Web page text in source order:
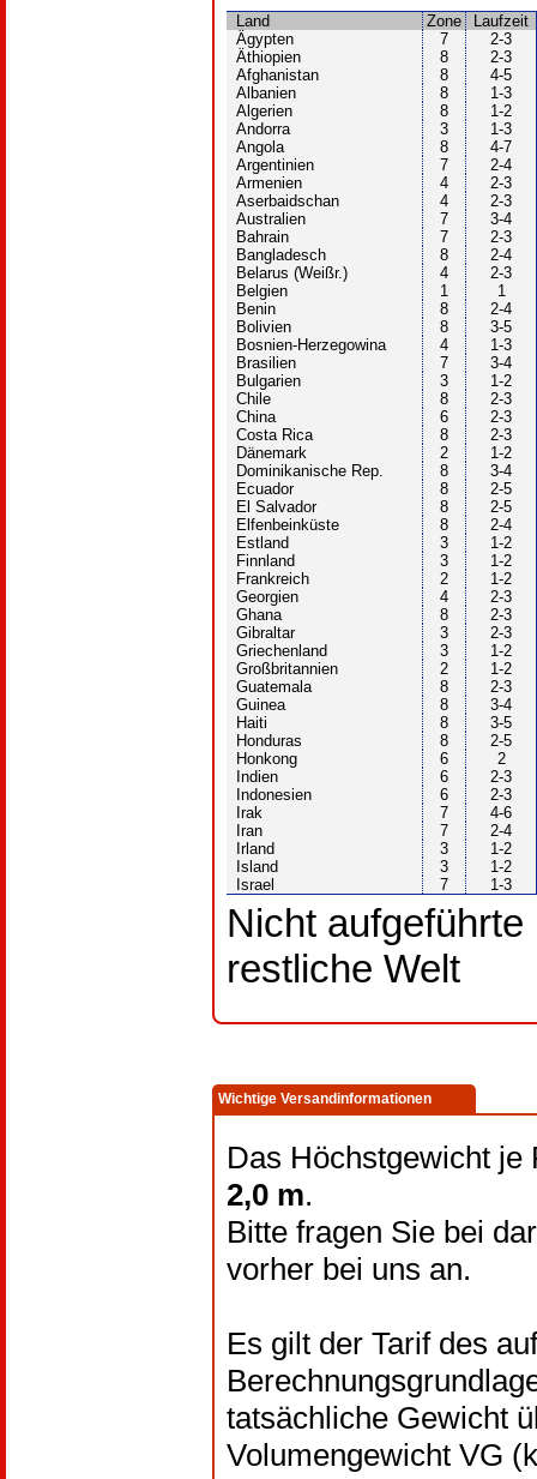
Land Zone
Laufzeit
Ägypten
7
2-3
Äthiopien
8
2-3
Afghanistan
8
4-5
Albanien
8
1-3
Algerien
8
1-2
Andorra
3
1-3
Angola
8
4-7
Argentinien
7
2-4
Armenien
4
2-3
Aserbaidschan
4
2-3
Australien
7
3-4
Bahrain
7
2-3
Bangladesch
8
2-4
Belarus (Weißr.)
4
2-3
Belgien
1
1
Benin
8
2-4
Bolivien
8
3-5
Bosnien-Herzegowina
4
1-3
Brasilien
7
3-4
Bulgarien
3
1-2
Chile
8
2-3
China
6
2-3
Costa Rica
8
2-3
Dänemark
2
1-2
Dominikanische Rep.
8
3-4
Ecuador
8
2-5
El Salvador
8
2-5
Elfenbeinküste
8
2-4
Estland
3
1-2
Finnland
3
1-2
Frankreich
2
1-2
Georgien
4
2-3
Ghana
8
2-3
Gibraltar
3
2-3
Griechenland
3
1-2
Großbritannien
2
1-2
Guatemala
8
2-3
Guinea
8
3-4
Haiti
8
3-5
Honduras
8
2-5
Honkong
6
2
Indien
6
2-3
Indonesien
6
2-3
Irak
7
4-6
Iran
7
2-4
Irland
3
1-2
Island
3
1-2
Israel
7 1-3
Nicht
restliche Welt
Wichtige Versandinformationen
Das Höchstgewicht
2,0 m.
Bitte fragen Sie bei
vorher bei uns an.
Es gilt der Tarif des
tatsächliche Gewicht
Volumengewicht VG